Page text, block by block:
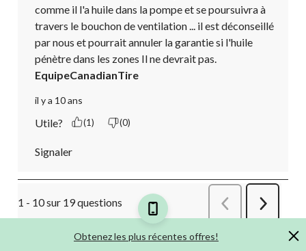
comme il l'a huile dans la pompe et se poursuivra à
travers le bouchon de ventilation ... il est déconseillé
par nous et pourrait annuler la garantie si l'huile
pénètre dans les zones Il ne devrait pas.
EquipeCanadianTire
il y a 10 ans
Utile? (1) (0)
Signaler
1 - 10 sur 19 questions
Précédent
Questions
Suivant
Obtenez les plus récentes offres!